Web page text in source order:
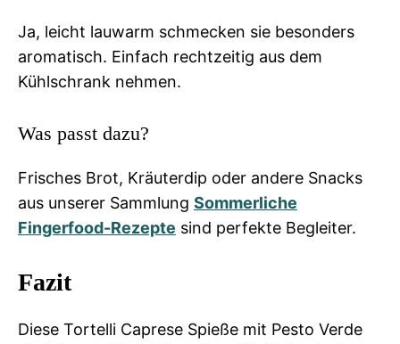
Ja, leicht lauwarm schmecken sie besonders
aromatisch. Einfach rechtzeitig aus dem
Kühlschrank nehmen.
Was passt dazu?
Frisches Brot, Kräuterdip oder andere Snacks
aus unserer Sammlung Sommerliche
Fingerfood-Rezepte sind perfekte Begleiter.
Fazit
Diese Tortelli Caprese Spieße mit Pesto Verde